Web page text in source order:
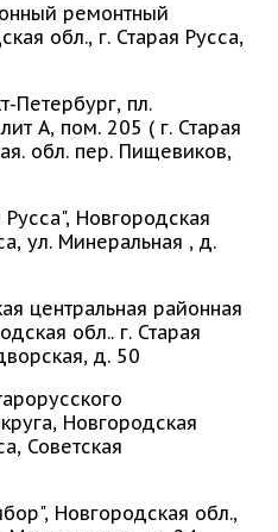
ремонтный
обл., г. Старая Русса,
Петербург, пл.
А, пом. 205 ( г. Старая
обл. пер. Пищевиков,
Новгородская
ул. Минеральная , д.
центральная районная
обл.. г. Старая
д. 50
Новгородская
Советская
Новгородская обл.,